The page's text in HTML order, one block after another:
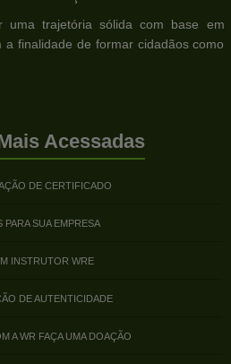
uma trajetória sólida com base em
finalidade de formar cidadãos como
Acessadas
DE CERTIFICADO
PARA SUA EMPRESA
INSTRUTOR WRE
DE AUTENTICIDADE
A WR FAÇA UMA DOAÇÃO